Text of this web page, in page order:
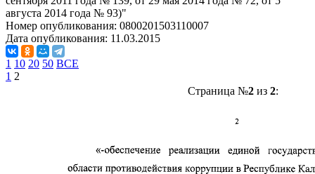
августа 2014 года № 93)"
Номер опубликования: 0800201503110007
Дата опубликования: 11.03.2015
1 10 20 50 ВСЕ
1 2
Страница №2из 2: